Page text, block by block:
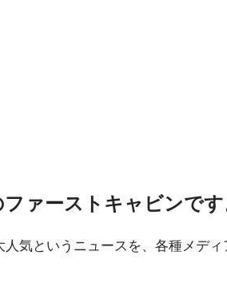
ァーストキャビンです
気というニュースを、各種メデ